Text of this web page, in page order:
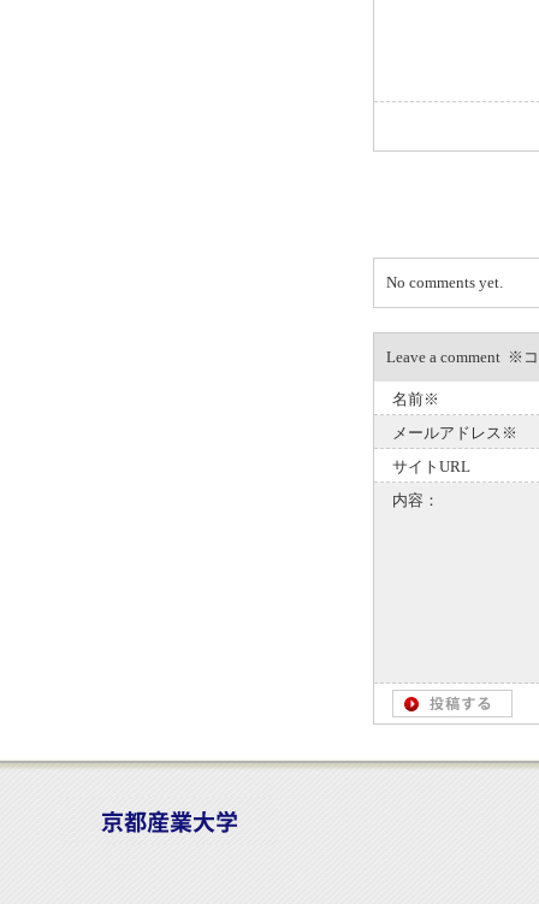
No comments yet.
Leave a comment ※
名前※
メールアドレス※
サイトURL
内容：